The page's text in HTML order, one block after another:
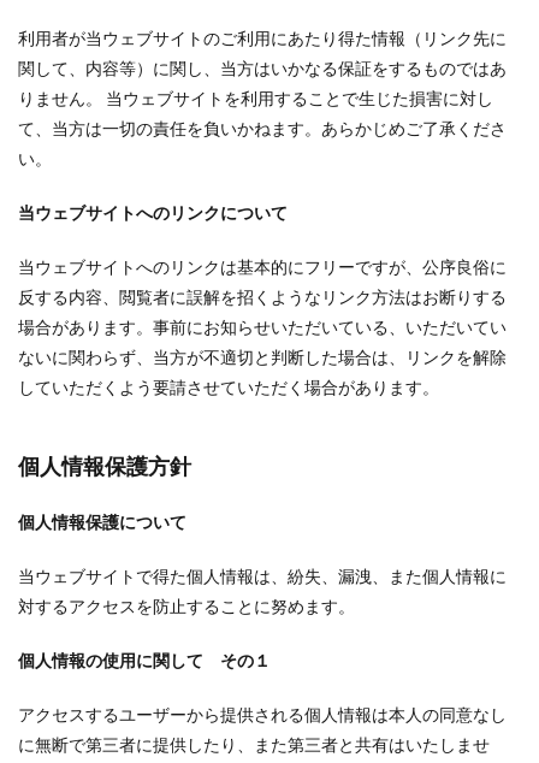
利用者が当ウェブサイトのご利用にあたり得た情報（リンク先に
関して、内容等）に関し、当方はいかなる保証をするものではあ
りません。 当ウェブサイトを利用することで生じた損害に対し
て、当方は一切の責任を負いかねます。あらかじめご了承くださ
い。
当ウェブサイトへのリンクについて
当ウェブサイトへのリンクは基本的にフリーですが、公序良俗に
反する内容、閲覧者に誤解を招くようなリンク方法はお断りする
場合があります。事前にお知らせいただいている、いただいてい
ないに関わらず、当方が不適切と判断した場合は、リンクを解除
していただくよう要請させていただく場合があります。
個人情報保護方針
個人情報保護について
当ウェブサイトで得た個人情報は、紛失、漏洩、また個人情報に
対するアクセスを防止することに努めます。
個人情報の使用に関して その１
アクセスするユーザーから提供される個人情報は本人の同意なし
に無断で第三者に提供したり、また第三者と共有はいたしませ